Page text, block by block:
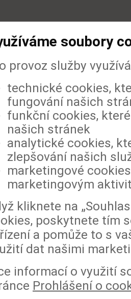
soubory
provoz služby
technické cookies,
fungování našich
funkční cookies,
našich stránek
analytické cookies,
zlepšování našich
marketingové
marketingovým
kliknete na
poskytnete tím
a pomůže to s
dat našimi
informací o využití
Prohlášení o